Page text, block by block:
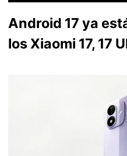
Android 17 ya
los Xiaomi 17, 17